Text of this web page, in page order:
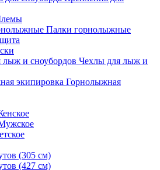
Палки горнолыжные
Чехлы для лыж и
Горнолыжная
(305 см)
(427 см)